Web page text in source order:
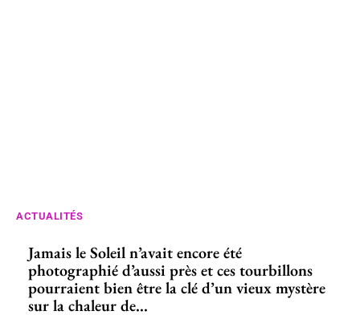
ACTUALITÉS
Jamais le Soleil n’avait encore été
photographié d’aussi près et ces tourbillons
pourraient bien être la clé d’un vieux mystère
sur la chaleur de...